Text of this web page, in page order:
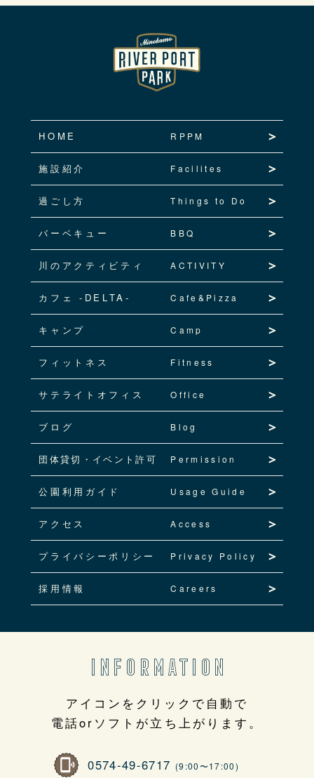
HOME RPPM
施設紹介 Facilites
過ごし方 Things to Do
バーベキュー BBQ
川のアクティビティ ACTIVITY
カフェ -DELTA- Cafe&Pizza
キャンプ Camp
フィットネス Fitness
サテライトオフィス Office
ブログ Blog
団体貸切・イベント許可 Permission
公園利用ガイド Usage Guide
アクセス Access
プライバシーポリシー Privacy Policy
採用情報 Careers
INFORMATION
アイコンをクリックで自動で
電話orソフトが立ち上がります。
0574-49-6717 (9:00〜17:00)